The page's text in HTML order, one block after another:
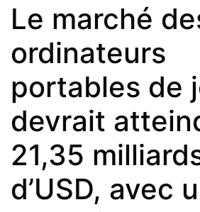
Le marché
ordinateurs
portables de
devrait
21,35
d’USD, avec